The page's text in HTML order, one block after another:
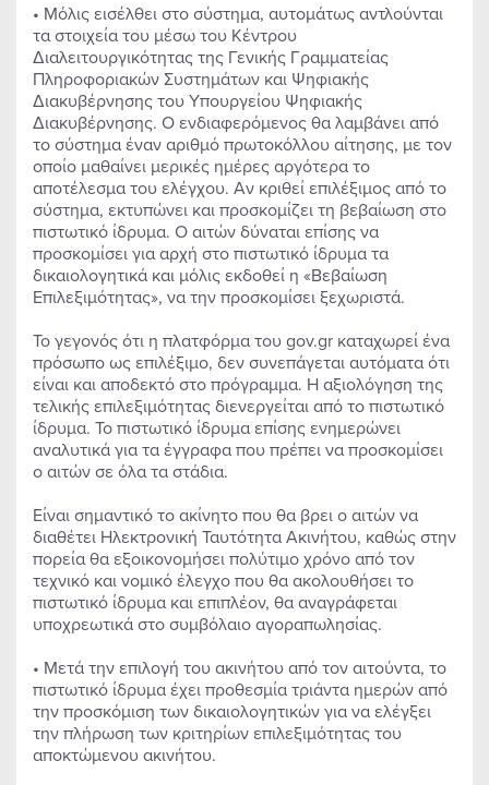
• Μόλις εισέλθει στο σύστημα, αυτομάτως αντλούνται
τα στοιχεία του μέσω του Κέντρου
Διαλειτουργικότητας της Γενικής Γραμματείας
Πληροφοριακών Συστημάτων και Ψηφιακής
Διακυβέρνησης του Υπουργείου Ψηφιακής
Διακυβέρνησης. Ο ενδιαφερόμενος θα λαμβάνει από
το σύστημα έναν αριθμό πρωτοκόλλου αίτησης, με τον
οποίο μαθαίνει μερικές ημέρες αργότερα το
αποτέλεσμα του ελέγχου. Αν κριθεί επιλέξιμος από το
σύστημα, εκτυπώνει και προσκομίζει τη βεβαίωση στο
πιστωτικό ίδρυμα. Ο αιτών δύναται επίσης να
προσκομίσει για αρχή στο πιστωτικό ίδρυμα τα
δικαιολογητικά και μόλις εκδοθεί η «Βεβαίωση
Επιλεξιμότητας», να την προσκομίσει ξεχωριστά.
Το γεγονός ότι η πλατφόρμα του gov.gr καταχωρεί ένα
πρόσωπο ως επιλέξιμο, δεν συνεπάγεται αυτόματα ότι
είναι και αποδεκτό στο πρόγραμμα. Η αξιολόγηση της
τελικής επιλεξιμότητας διενεργείται από το πιστωτικό
ίδρυμα. Το πιστωτικό ίδρυμα επίσης ενημερώνει
αναλυτικά για τα έγγραφα που πρέπει να προσκομίσει
ο αιτών σε όλα τα στάδια.
Είναι σημαντικό το ακίνητο που θα βρει ο αιτών να
διαθέτει Ηλεκτρονική Ταυτότητα Ακινήτου, καθώς στην
πορεία θα εξοικονομήσει πολύτιμο χρόνο από τον
τεχνικό και νομικό έλεγχο που θα ακολουθήσει το
πιστωτικό ίδρυμα και επιπλέον, θα αναγράφεται
υποχρεωτικά στο συμβόλαιο αγοραπωλησίας.
• Μετά την επιλογή του ακινήτου από τον αιτούντα, το
πιστωτικό ίδρυμα έχει προθεσμία τριάντα ημερών από
την προσκόμιση των δικαιολογητικών για να ελέγξει
την πλήρωση των κριτηρίων επιλεξιμότητας του
αποκτώμενου ακινήτου.